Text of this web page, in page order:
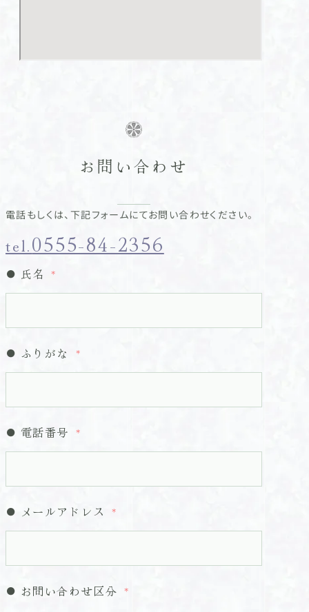
お問い合わせ
電話もしくは、下記フォームにてお問い合わせください。
tel.0555-84-2356
氏名
ふりがな
電話番号
メールアドレス
お問い合わせ区分